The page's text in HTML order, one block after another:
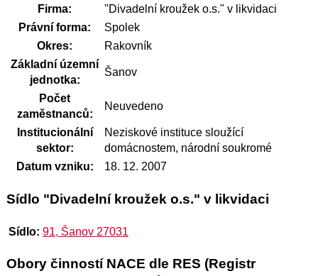
Firma:
"Divadelní kroužek o.s." v likvidaci
Právní forma:
Spolek
Okres:
Rakovník
Základní územní
jednotka:
Šanov
Počet
zaměstnanců:
Neuvedeno
Institucionální
sektor:
Neziskové instituce sloužící
domácnostem, národní soukromé
Datum vzniku:
18. 12. 2007
Sídlo "Divadelní kroužek o.s." v likvidaci
Sídlo: 91, Šanov 27031
Obory činností NACE dle RES (Registr